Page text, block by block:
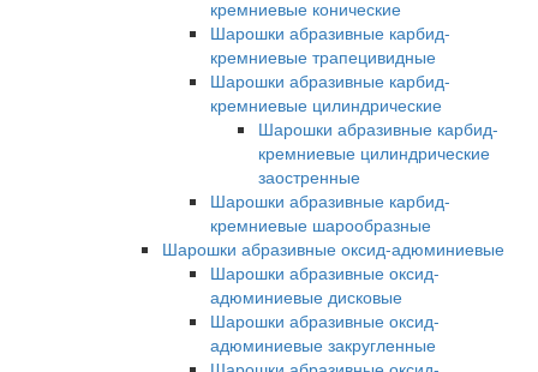
кремниевые конические
Шарошки абразивные карбид-
кремниевые трапецивидные
Шарошки абразивные карбид-
кремниевые цилиндрические
Шарошки абразивные карбид-
кремниевые цилиндрические
заостренные
Шарошки абразивные карбид-
кремниевые шарообразные
Шарошки абразивные оксид-адюминиевые
Шарошки абразивные оксид-
адюминиевые дисковые
Шарошки абразивные оксид-
адюминиевые закругленные